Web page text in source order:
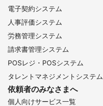
電子契約システム
人事評価システム
労務管理システム
請求書管理システム
POSレジ・POSシステム
タレントマネジメントシステム
依頼者のみなさまへ
個人向けサービス一覧